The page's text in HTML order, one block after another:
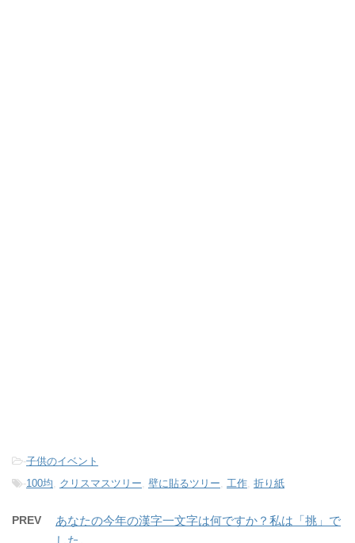
-子供のイベント
-100均, クリスマスツリー, 壁に貼るツリー, 工作, 折り紙
PREV
あなたの今年の漢字一文字は何ですか？私は「挑」で